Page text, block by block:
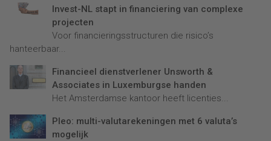
Invest-NL stapt in financiering van complexe
projecten
Voor financieringsstructuren die risico’s
hanteerbaar...
Financieel dienstverlener Unsworth &
Associates in Luxemburgse handen
Het Amsterdamse kantoor heeft licenties...
Pleo: multi-valutarekeningen met 6 valuta’s
mogelijk